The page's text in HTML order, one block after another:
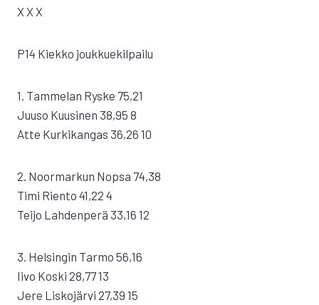
X X X
P14 Kiekko joukkuekilpailu
1. Tammelan Ryske 75,21
Juuso Kuusinen 38,95 8
Atte Kurkikangas 36,26 10
2. Noormarkun Nopsa 74,38
Timi Riento 41,22 4
Teijo Lahdenperä 33,16 12
3. Helsingin Tarmo 56,16
Iivo Koski 28,77 13
Jere Liskojärvi 27,39 15